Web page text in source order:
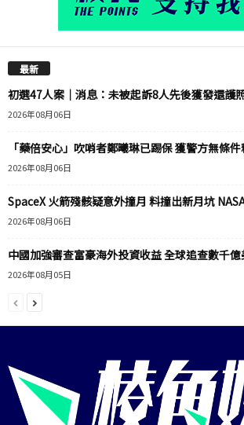
最新
初選47人案｜消息：未被起訴8人先後獲發還護
2026年08月06日
「藥倍安心」吹哨者鄭曦琳已踢保 獲警方無條
2026年08月06日
SpaceX 火箭殘骸疑意外撞月 料撞出新月坑
2026年08月06日
中國加強審查富豪海外投資收益 全球追查數千億
2026年08月05日